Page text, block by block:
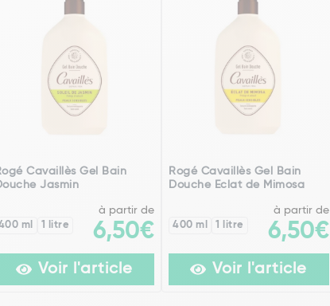
Cavaillès Gel Bain
Jasmin
ml 1 litre
à partir de
6,50€
Voir l'article
Rogé Cavaillès Gel Bain
Douche Eclat de Mimosa
400 ml 1 litre
à partir de
6,50€
Voir l'article